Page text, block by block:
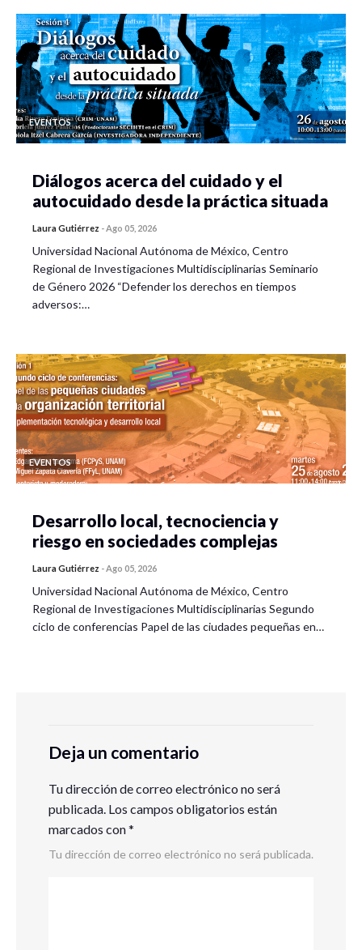
EVENTOS
Diálogos acerca del cuidado y el
autocuidado desde la práctica situada
Laura Gutiérrez -Ago 05, 2026
Universidad Nacional Autónoma de México, Centro
Regional de Investigaciones Multidisciplinarias Seminario
de Género 2026 “Defender los derechos en tiempos
adversos:…
EVENTOS
Desarrollo local, tecnociencia y
riesgo en sociedades complejas
Laura Gutiérrez -Ago 05, 2026
Universidad Nacional Autónoma de México, Centro
Regional de Investigaciones Multidisciplinarias Segundo
ciclo de conferencias Papel de las ciudades pequeñas en…
Deja un comentario
Tu dirección de correo electrónico no será
publicada. Los campos obligatorios están
marcados con*
Tu dirección de correo electrónico no será publicada.